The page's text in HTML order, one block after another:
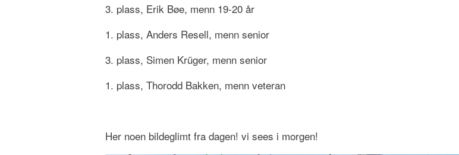
3. plass, Erik Bøe, menn 19-20 år
1. plass, Anders Resell, menn senior
3. plass, Simen Krüger, menn senior
1. plass, Thorodd Bakken, menn veteran
Her noen bildeglimt fra dagen! vi sees i morgen!